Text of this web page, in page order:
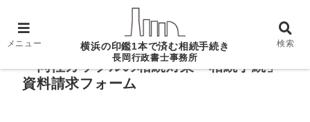
「同性カップルの相続対策・相続手続」資料請
求フォーム
「同性カップルの相続対策・相続手続」
資料請求フォーム
メニュー 横浜の印鑑1本で済む相続手続き
長岡行政書士事務所
検索